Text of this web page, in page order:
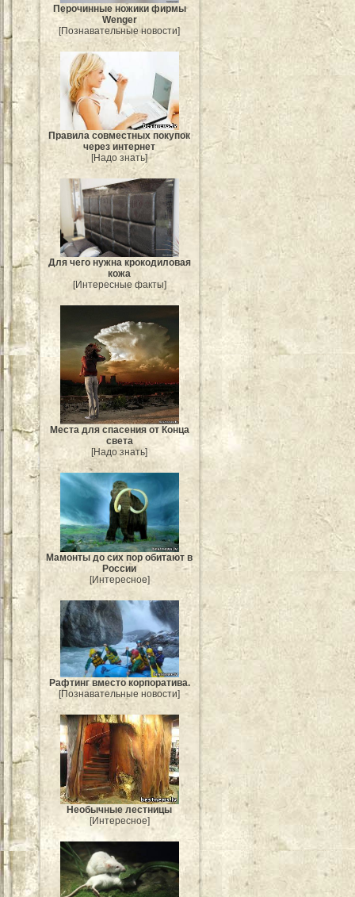
Перочинные ножики фирмы
Wenger
[Познавательные новости]
Правила совместных покупок
через интернет
[Надо знать]
Для чего нужна крокодиловая
кожа
[Интересные факты]
Места для спасения от Конца
света
[Надо знать]
Мамонты до сих пор обитают в
России
[Интересное]
Рафтинг вместо корпоратива.
[Познавательные новости]
Необычные лестницы
[Интересное]